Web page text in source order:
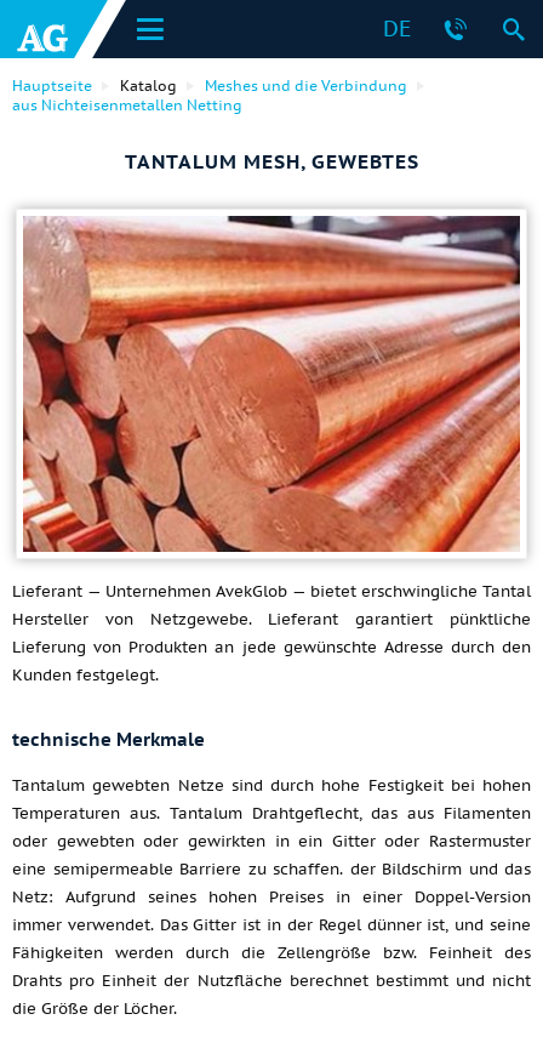
DE
Hauptseite Katalog
Meshes und die Verbindung
aus Nichteisenmetallen Netting
TANTALUM MESH, GEWEBTES
Lieferant — Unternehmen AvekGlob — bietet erschwingliche Tantal
Hersteller von Netzgewebe. Lieferant garantiert pünktliche
Lieferung von Produkten an jede gewünschte Adresse durch den
Kunden festgelegt.
technische Merkmale
Tantalum gewebten Netze sind durch hohe Festigkeit bei hohen
Temperaturen aus. Tantalum Drahtgeflecht, das aus Filamenten
oder gewebten oder gewirkten in ein Gitter oder Rastermuster
eine semipermeable Barriere zu schaffen. der Bildschirm und das
Netz: Aufgrund seines hohen Preises in einer Doppel-Version
immer verwendet. Das Gitter ist in der Regel dünner ist, und seine
Fähigkeiten werden durch die Zellengröße bzw. Feinheit des
Drahts pro Einheit der Nutzfläche berechnet bestimmt und nicht
die Größe der Löcher.